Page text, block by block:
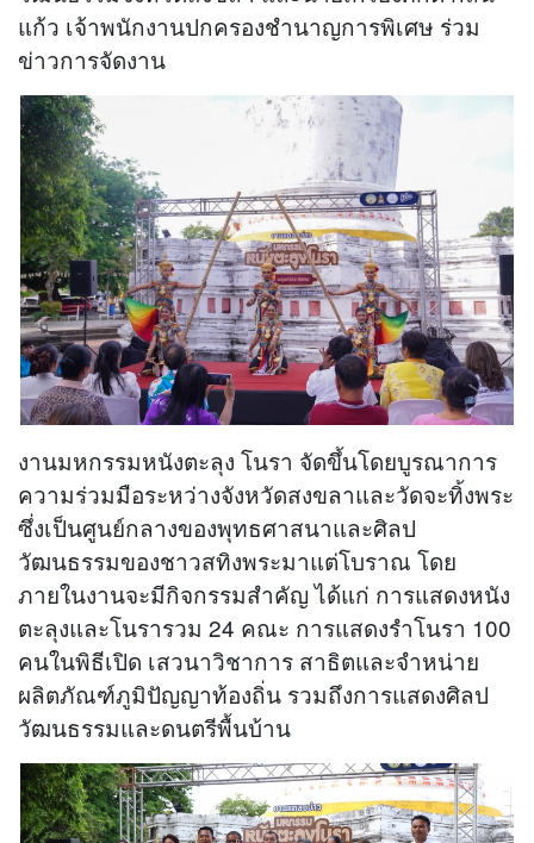
แก้ว เจ้าพนักงานปกครองชำนาญการพิเศษ ร่วม
ข่าวการจัดงาน
งานมหกรรมหนังตะลุง โนรา จัดขึ้นโดยบูรณาการ
ความร่วมมือระหว่างจังหวัดสงขลาและวัดจะทิ้งพระ
ซึ่งเป็นศูนย์กลางของพุทธศาสนาและศิลป
วัฒนธรรมของชาวสทิงพระมาแต่โบราณ โดย
ภายในงานจะมีกิจกรรมสำคัญ ได้แก่ การแสดงหนัง
ตะลุงและโนรารวม 24 คณะ การแสดงรำโนรา 100
คนในพิธีเปิด เสวนาวิชาการ สาธิตและจำหน่าย
ผลิตภัณฑ์ภูมิปัญญาท้องถิ่น รวมถึงการแสดงศิลป
วัฒนธรรมและดนตรีพื้นบ้าน